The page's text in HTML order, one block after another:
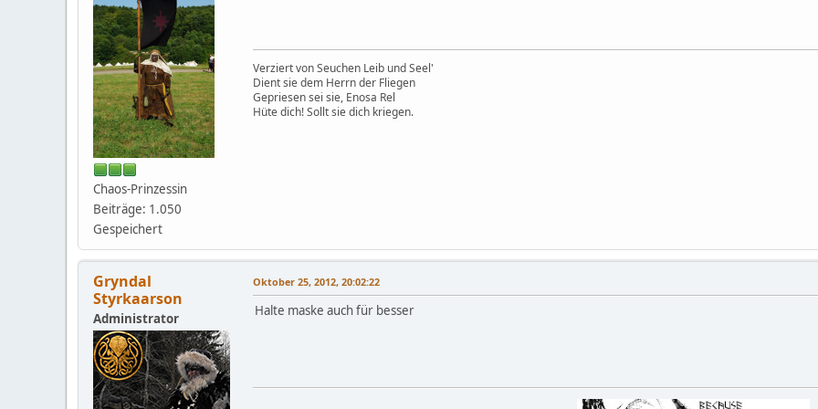
Chaos-Prinzessin
Beiträge: 1.050
Gespeichert
Verziert von Seuchen Leib und Seel'
Dient sie dem Herrn der Fliegen
Gepriesen sei sie, Enosa Rel
Hüte dich! Sollt sie dich kriegen.
Gryndal
Styrkaarson
Administrator
Oktober 25, 2012, 20:02:22
Halte maske auch für besser